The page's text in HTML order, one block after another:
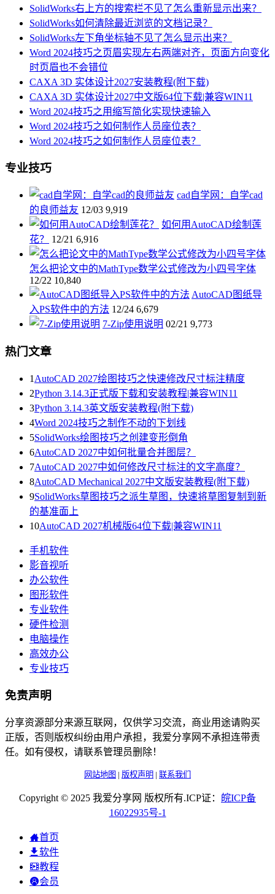
SolidWorks右上方的搜索栏不见了怎么重新显示出来？
SolidWorks如何清除最近浏览的文档记录？
SolidWorks左下角坐标轴不见了怎么显示出来？
Word 2024技巧之页眉实现左右两端对齐，页面方向变化
时页眉也不会错位
CAXA 3D 实体设计2027安装教程(附下载)
CAXA 3D 实体设计2027中文版64位下载|兼容WIN11
Word 2024技巧之用缩写简化实现快速输入
Word 2024技巧之如何制作人员座位表？
Word 2024技巧之如何制作人员座位表？
专业技巧
cad自学网：自学cad
的良师益友 12/03 9,919
如何用AutoCAD绘制莲
花？
12/21 6,916
怎么把论文中的MathType数学公式修改为小四号字体
12/22 10,840
AutoCAD图纸导
入PS软件中的方法 12/24 6,679
7-Zip使用说明 02/21 9,773
热门文章
1 AutoCAD 2027绘图技巧之快速修改尺寸标注精度
2Python 3.14.3正式版下载和安装教程|兼容WIN11
3Python 3.14.3英文版安装教程(附下载)
4Word 2024技巧之制作不动的下划线
5SolidWorks绘图技巧之创建变形倒角
6AutoCAD 2027中如何批量合并图层？
7AutoCAD 2027中如何修改尺寸标注的文字高度？
8AutoCAD Mechanical 2027中文版安装教程(附下载)
9SolidWorks草图技巧之派生草图，快速将草图复制到新
的基准面上
10AutoCAD 2027机械版64位下载|兼容WIN11
手机软件
影音视听
办公软件
图形软件
专业软件
硬件检测
电脑操作
高效办公
专业技巧
免责声明
分享资源部分来源互联网，仅供学习交流，商业用途请购买
正版，否则版权纠纷由用户承担，我爱分享网不承担连带责
任。如有侵权，请联系管理员删除！
网站地图 | 版权声明 | 联系我们
Copyright © 2025 我爱分享网 版权所有.ICP证： 皖ICP备
16022935号-1
首页
软件
教程
会员